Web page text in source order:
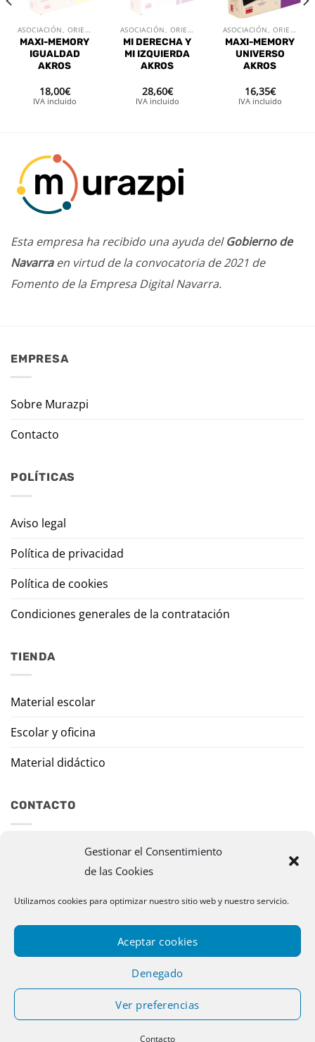
Gestionar el Consentimiento
de las Cookies
Utilizamos cookies para optimizar nuestro sitio web y nuestro servicio.
Aceptar cookies
Denegado
Ver preferencias
Contacto
ASOCIACIÓN, ORIENTACIÓN Y MEMORIA
MAXI-MEMORY
IGUALDAD
AKROS
18,00€
IVA incluido
ASOCIACIÓN, ORIENTACIÓN Y MEMORIA
MI DERECHA Y
MI IZQUIERDA
AKROS
28,60€
IVA incluido
ASOCIACIÓN, ORIENTACIÓN Y MEMORIA
MAXI-MEMORY
UNIVERSO
AKROS
16,35€
IVA incluido
Esta empresa ha recibido una ayuda delGobierno de
Navarraen virtud de la convocatoria de 2021 de
Fomento de la Empresa Digital Navarra.
EMPRESA
Sobre Murazpi
Contacto
POLÍTICAS
Aviso legal
Política de privacidad
Política de cookies
Condiciones generales de la contratación
TIENDA
Material escolar
Escolar y oficina
Material didáctico
CONTACTO
Travesía Tomas de Burgui, 8 31013 Ansoáin (Navarra)
948 234 436 – 623 195 518
Copyright 2026 © Murazpi. Todos los derechos reservados |